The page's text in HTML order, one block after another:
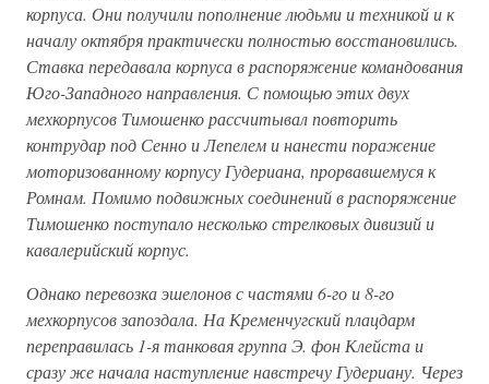
корпуса. Они получили пополнение людьми и техникой и к
началу октября практически полностью восстановились.
Ставка передавала корпуса в распоряжение командования
Юго-Западного направления. С помощью этих двух
мехкорпусов Тимошенко рассчитывал повторить
контрудар под Сенно и Лепелем и нанести поражение
моторизованному корпусу Гудериана, прорвавшемуся к
Ромнам. Помимо подвижных соединений в распоряжение
Тимошенко поступало несколько стрелковых дивизий и
кавалерийский корпус.
Однако перевозка эшелонов с частями 6-го и 8-го
мехкорпусов запоздала. На Кременчугский плацдарм
переправилась 1-я танковая группа Э. фон Клейста и
сразу же начала наступление навстречу Гудериану. Через